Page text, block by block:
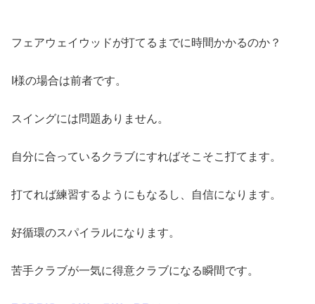
フェアウェイウッドが打てるまでに時間かかるのか？
I様の場合は前者です。
スイングには問題ありません。
自分に合っているクラブにすればそこそこ打てます。
打てれば練習するようにもなるし、自信になります。
好循環のスパイラルになります。
苦手クラブが一気に得意クラブになる瞬間です。